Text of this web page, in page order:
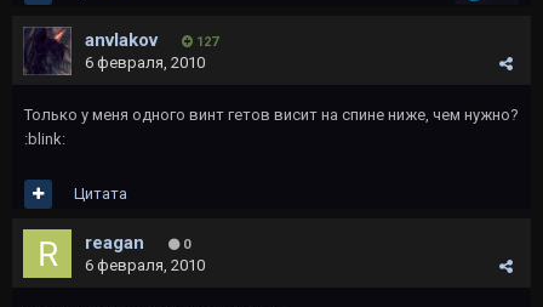
anvlakov 127
6 февраля, 2010
Только у меня одного винт гетов висит на спине ниже, чем нужно?
:blink:
Цитата
reagan 0
6 февраля, 2010